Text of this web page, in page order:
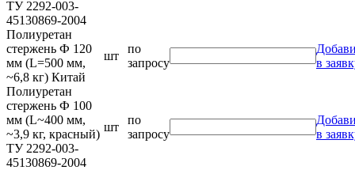
ТУ 2292-003-
45130869-2004
Полиуретан
стержень Ф 120
мм (L=500 мм,
~6,8 кг) Китай
шт
по
запросу
в
Полиуретан
стержень Ф 100
мм (L~400 мм,
~3,9 кг, красный)
ТУ 2292-003-
45130869-2004
шт
по
запросу
в